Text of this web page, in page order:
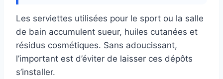
Les serviettes utilisées pour le sport ou la salle
de bain accumulent sueur, huiles cutanées et
résidus cosmétiques. Sans adoucissant,
l’important est d’éviter de laisser ces dépôts
s’installer.